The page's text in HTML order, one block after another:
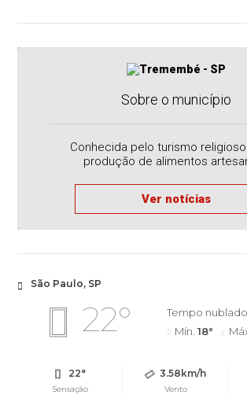
Sobre o município
Conhecida pelo turismo
produção de alimentos
Ver notícias
São Paulo, SP
22°
Tempo nublado
Mín. 18°
22°
Sensação
3.58km/h
Vento